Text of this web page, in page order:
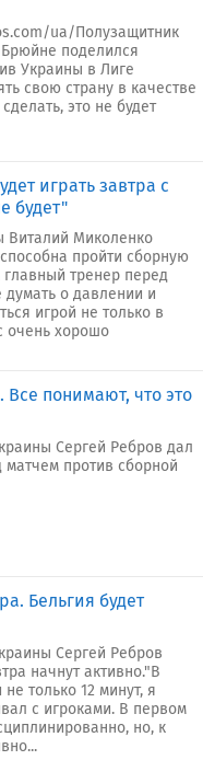
ua/Полузащитник
поделился
Украины в Лиге
свою страну в качестве
это не будет
играть завтра с
будет"
Виталий Миколенко
пройти сборную
тренер перед
о давлении и
игрой не только в
очень хорошо
понимают, что это
Сергей Ребров дал
против сборной
Бельгия будет
Сергей Ребров
начнут активно."В
только 12 минут, я
с игроками. В первом
но, к